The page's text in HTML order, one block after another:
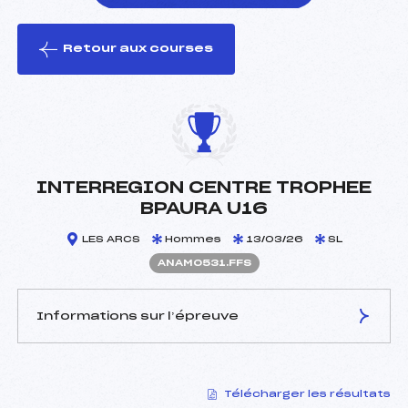
le ski
Retour aux courses
INTERREGION CENTRE TROPHEE
BPAURA U16
LES ARCS Hommes 13/03/26 SL
ANAM0531.FFS
Informations sur l’épreuve
MARGUET MARIE (SA)
Télécharger les résultats